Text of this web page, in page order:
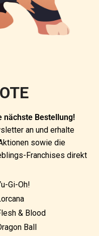
nächste Bestellung!
an und erhalte
sowie die
Franchises direkt
Gi-Oh!
& Blood
Ball